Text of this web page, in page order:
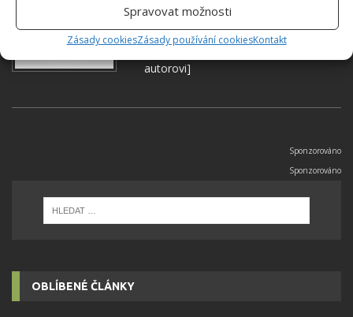
Spravovat možnosti
Zásady cookiesZásady používání cookiesKontakt
přidala během svých studií a práce
redaktorky ji tak nadchla, že se
autorovi]
OBLÍBENÉ ČLÁNKY